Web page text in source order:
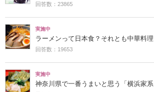
回答数：23865
実施中
ラーメンって日本食？それとも中華料理
回答数：19653
実施中
神奈川県で一番うまいと思う「横浜家